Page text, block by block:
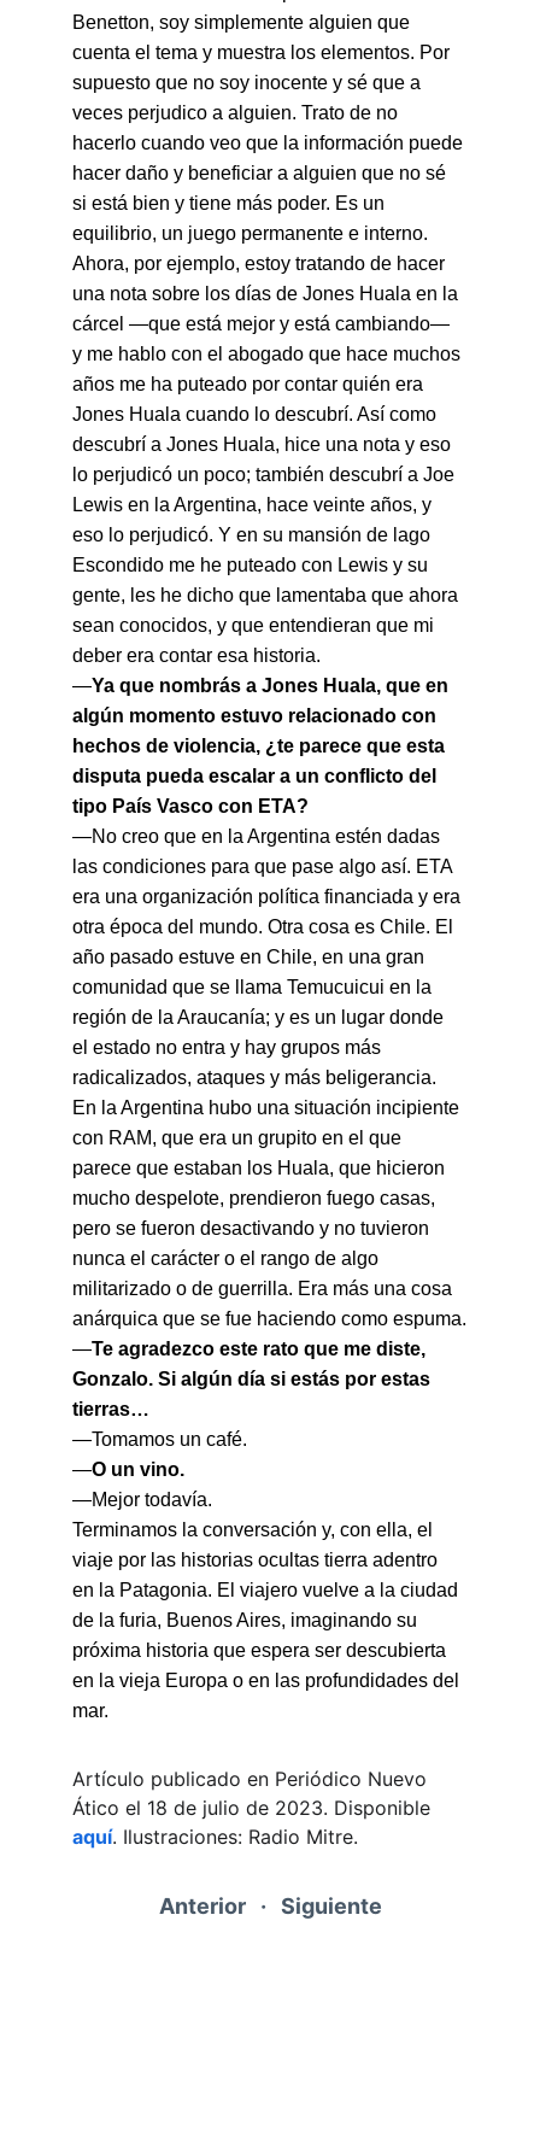
Benetton, soy simplemente alguien que
cuenta el tema y muestra los elementos. Por
supuesto que no soy inocente y sé que a
veces perjudico a alguien. Trato de no
hacerlo cuando veo que la información puede
hacer daño y beneficiar a alguien que no sé
si está bien y tiene más poder. Es un
equilibrio, un juego permanente e interno.
Ahora, por ejemplo, estoy tratando de hacer
una nota sobre los días de Jones Huala en la
cárcel —que está mejor y está cambiando—
y me hablo con el abogado que hace muchos
años me ha puteado por contar quién era
Jones Huala cuando lo descubrí. Así como
descubrí a Jones Huala, hice una nota y eso
lo perjudicó un poco; también descubrí a Joe
Lewis en la Argentina, hace veinte años, y
eso lo perjudicó. Y en su mansión de lago
Escondido me he puteado con Lewis y su
gente, les he dicho que lamentaba que ahora
sean conocidos, y que entendieran que mi
deber era contar esa historia.
—Ya que nombrás a Jones Huala, que en
algún momento estuvo relacionado con
hechos de violencia, ¿te parece que esta
disputa pueda escalar a un conflicto del
tipo País Vasco con ETA?
—No creo que en la Argentina estén dadas
las condiciones para que pase algo así. ETA
era una organización política financiada y era
otra época del mundo. Otra cosa es Chile. El
año pasado estuve en Chile, en una gran
comunidad que se llama Temucuicui en la
región de la Araucanía; y es un lugar donde
el estado no entra y hay grupos más
radicalizados, ataques y más beligerancia.
En la Argentina hubo una situación incipiente
con RAM, que era un grupito en el que
parece que estaban los Huala, que hicieron
mucho despelote, prendieron fuego casas,
pero se fueron desactivando y no tuvieron
nunca el carácter o el rango de algo
militarizado o de guerrilla. Era más una cosa
anárquica que se fue haciendo como espuma.
—Te agradezco este rato que me diste,
Gonzalo. Si algún día si estás por estas
tierras…
—Tomamos un café.
—O un vino.
—Mejor todavía.
Terminamos la conversación y, con ella, el
viaje por las historias ocultas tierra adentro
en la Patagonia. El viajero vuelve a la ciudad
de la furia, Buenos Aires, imaginando su
próxima historia que espera ser descubierta
en la vieja Europa o en las profundidades del
mar.
Artículo publicado en Periódico Nuevo
Ático el 18 de julio de 2023. Disponible
aquí. Ilustraciones: Radio Mitre.
Anterior
   ·
Siguiente